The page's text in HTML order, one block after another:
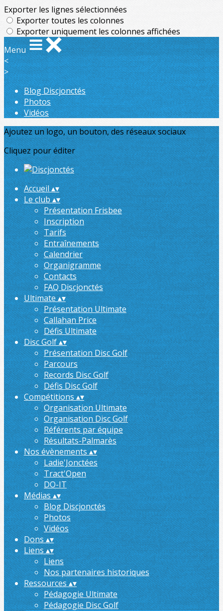
Exporter les lignes sélectionnées
Exporter toutes les colonnes
Exporter uniquement les colonnes affichées
Menu
<
>
Blog Discjonctés
Photos
Vidéos
Ajoutez un logo, un bouton, des réseaux sociaux
Cliquez pour éditer
Accueil▴▾
Le club▴▾
Présentation Frisbee
Inscription
Tarifs
Entraînements
Calendrier
Organigramme
Contacts
FAQ Discjonctés
Ultimate▴▾
Présentation Ultimate
Callahan Price
Défis Ultimate
Disc Golf▴▾
Présentation Disc Golf
Parcours
Records Disc Golf
Défis Disc Golf
Compétitions▴▾
Organisation Ultimate
Organisation Disc Golf
Référents par équipe
Résultats-Palmarès
Nos évènements▴▾
Ladie'Jonctées
Tract'Open
DO-IT
Médias▴▾
Blog Discjonctés
Photos
Vidéos
Dons▴▾
Liens▴▾
Liens
Nos partenaires historiques
Ressources▴▾
Pédagogie Ultimate
Pédagogie Disc Golf